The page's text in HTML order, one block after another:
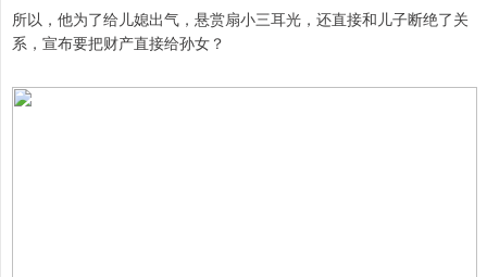
所以，他为了给儿媳出气，悬赏扇小三耳光，还直接和儿子断绝了关
系，宣布要把财产直接给孙女？